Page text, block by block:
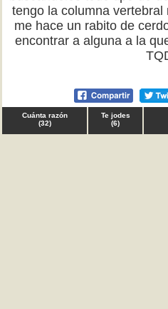
tengo la columna
me hace un rabito de
encontrar a alguna a la
Cuánta razón
(32)
Te jodes
(6)